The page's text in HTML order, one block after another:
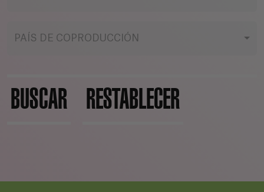
PAÍS DE COPRODUCCIÓN
BUSCAR RESTABLECER